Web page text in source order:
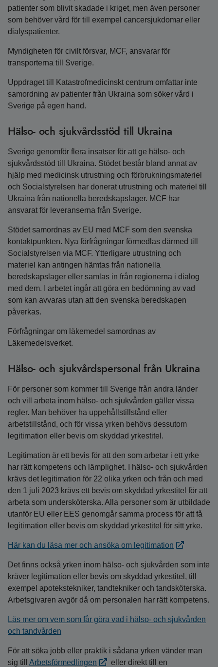
patienter som blivit skadade i kriget, men även personer
som behöver vård för till exempel cancersjukdomar eller
dialyspatienter.
Myndigheten för civilt försvar, MCF, ansvarar för
transporterna till Sverige.
Uppdraget till Katastrofmedicinskt centrum omfattar inte
samordning av patienter från Ukraina som söker vård i
Sverige på egen hand.
Hälso- och sjukvårdsstöd till Ukraina
Sverige genomför flera insatser för att ge hälso- och
sjukvårdsstöd till Ukraina. Stödet består bland annat av
hjälp med medicinsk utrustning och förbrukningsmateriel
och Socialstyrelsen har donerat utrustning och materiel till
Ukraina från nationella beredskapslager. MCF har
ansvarat för leveranserna från Sverige.
Stödet samordnas av EU med MCF som den svenska
kontaktpunkten. Nya förfrågningar förmedlas därmed till
Socialstyrelsen via MCF. Ytterligare utrustning och
materiel kan antingen hämtas från nationella
beredskapslager eller samlas in från regionerna i dialog
med dem. I arbetet ingår att göra en bedömning av vad
som kan avvaras utan att den svenska beredskapen
påverkas.
Förfrågningar om läkemedel samordnas av
Läkemedelsverket.
Hälso- och sjukvårdspersonal från Ukraina
För personer som kommer till Sverige från andra länder
och vill arbeta inom hälso- och sjukvården gäller vissa
regler. Man behöver ha uppehållstillstånd eller
arbetstillstånd, och för vissa yrken behövs dessutom
legitimation eller bevis om skyddad yrkestitel.
Legitimation är ett bevis för att den som arbetar i ett yrke
har rätt kompetens och lämplighet. I hälso- och sjukvården
krävs det legitimation för 22 olika yrken och från och med
den 1 juli 2023 krävs ett bevis om skyddad yrkestitel för att
arbeta som undersköterska. Alla personer som är utbildade
utanför EU eller EES genomgår samma process för att få
legitimation eller bevis om skyddad yrkestitel för sitt yrke.
Här kan du läsa mer och ansöka om legitimation
Det finns också yrken inom hälso- och sjukvården som inte
kräver legitimation eller bevis om skyddad yrkestitel, till
exempel apotekstekniker, tandtekniker och tandsköterska.
Arbetsgivaren avgör då om personalen har rätt kompetens.
Läs mer om vem som får göra vad i hälso- och sjukvården
och tandvården
För att söka jobb eller praktik i sådana yrken vänder man
sig till Arbetsförmedlingen
eller direkt till en